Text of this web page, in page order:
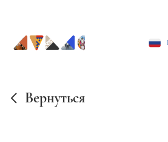
Вернуться